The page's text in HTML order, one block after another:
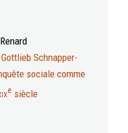
Renard
Schnapper-
sociale comme
e siècle